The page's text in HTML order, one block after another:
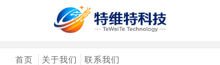
首页 关于我们 联系我们